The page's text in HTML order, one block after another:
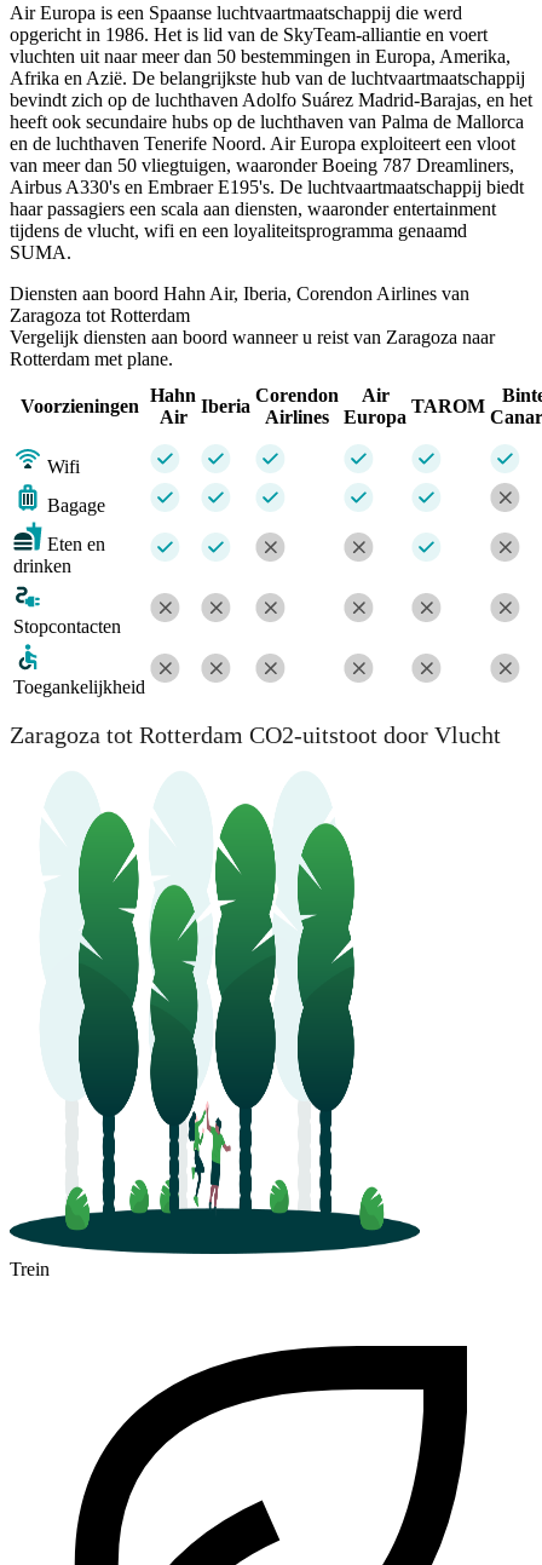
Air Europa is een Spaanse luchtvaartmaatschappij die werd
opgericht in 1986. Het is lid van de SkyTeam-alliantie en voert
vluchten uit naar meer dan 50 bestemmingen in Europa, Amerika,
Afrika en Azië. De belangrijkste hub van de luchtvaartmaatschappij
bevindt zich op de luchthaven Adolfo Suárez Madrid-Barajas, en het
heeft ook secundaire hubs op de luchthaven van Palma de Mallorca
en de luchthaven Tenerife Noord. Air Europa exploiteert een vloot
van meer dan 50 vliegtuigen, waaronder Boeing 787 Dreamliners,
Airbus A330's en Embraer E195's. De luchtvaartmaatschappij biedt
haar passagiers een scala aan diensten, waaronder entertainment
tijdens de vlucht, wifi en een loyaliteitsprogramma genaamd
SUMA.
Diensten aan boord Hahn Air, Iberia, Corendon Airlines van
Zaragoza tot Rotterdam
Vergelijk diensten aan boord wanneer u reist van Zaragoza naar
Rotterdam met plane.
Voorzieningen
Hahn
Air
Iberia
Corendon
Airlines
Air
Europa
TAROM
Wifi
Bagage
Eten en
drinken
Stopcontacten
Toegankelijkheid
Zaragoza tot Rotterdam CO2-uitstoot door Vlucht
Trein